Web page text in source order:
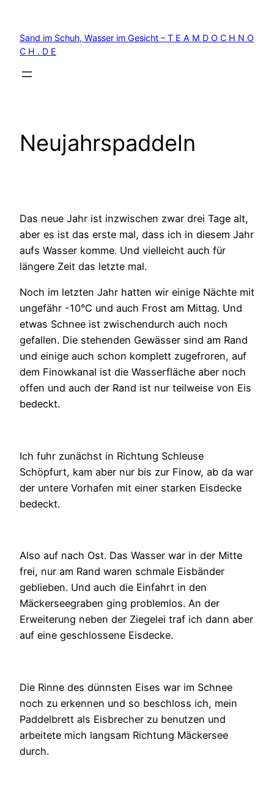
springen
Sand im Schuh, Wasser im Gesicht – T E A M D O C H N O
C H . D E
Neujahrspaddeln
Das neue Jahr ist inzwischen zwar drei Tage alt,
aber es ist das erste mal, dass ich in diesem Jahr
aufs Wasser komme. Und vielleicht auch für
längere Zeit das letzte mal.
Noch im letzten Jahr hatten wir einige Nächte mit
ungefähr -10°C und auch Frost am Mittag. Und
etwas Schnee ist zwischendurch auch noch
gefallen. Die stehenden Gewässer sind am Rand
und einige auch schon komplett zugefroren, auf
dem Finowkanal ist die Wasserfläche aber noch
offen und auch der Rand ist nur teilweise von Eis
bedeckt.
Ich fuhr zunächst in Richtung Schleuse
Schöpfurt, kam aber nur bis zur Finow, ab da war
der untere Vorhafen mit einer starken Eisdecke
bedeckt.
Also auf nach Ost. Das Wasser war in der Mitte
frei, nur am Rand waren schmale Eisbänder
geblieben. Und auch die Einfahrt in den
Mäckerseegraben ging problemlos. An der
Erweiterung neben der Ziegelei traf ich dann aber
auf eine geschlossene Eisdecke.
Die Rinne des dünnsten Eises war im Schnee
noch zu erkennen und so beschloss ich, mein
Paddelbrett als Eisbrecher zu benutzen und
arbeitete mich langsam Richtung Mäckersee
durch.